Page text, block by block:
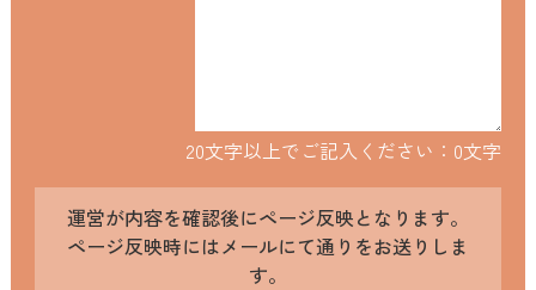
20文字以上でご記入ください： 0文字
運営が内容を確認後にページ反映となります。
ページ反映時にはメールにて通りをお送りしま
す。